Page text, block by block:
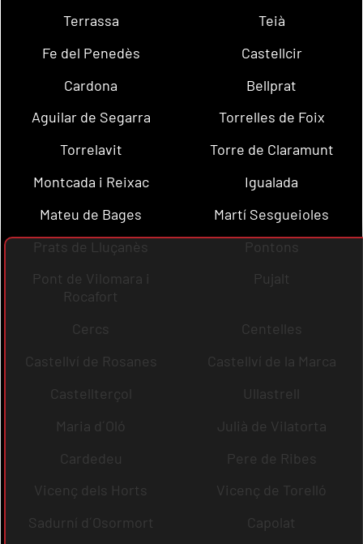
Terrassa
Teià
Fe del Penedès
Castellcir
Cardona
Bellprat
Aguilar de Segarra
Torrelles de Foix
Torrelavit
Torre de Claramunt
Montcada i Reixac
Igualada
Mateu de Bages
Martí Sesgueioles
Prats de Lluçanès
Pontons
Pont de Vilomara i
Rocafort
Pujalt
Cercs
Centelles
Castellví de Rosanes
Castellví de la Marca
Castellterçol
Ullastrell
Maria d´Oló
Julià de Vilatorta
Cardedeu
Pere de Ribes
Vicenç dels Horts
Vicenç de Torelló
Sadurní d´Osormort
Capolat